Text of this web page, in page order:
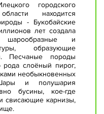
городского
находится
- Букобайские
лет создала
и
образующие
Песчаные породы
рода слоёный пирог,
необыкновенных
и полушария
бусины, кое-где
свисающие карнизы,